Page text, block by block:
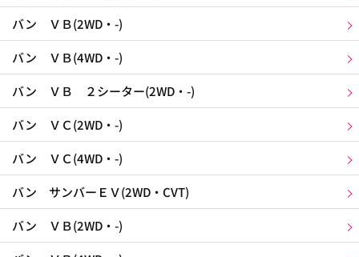
バン ＶＢ(2WD・-)
バン ＶＢ(4WD・-)
バン ＶＢ ２シーター(2WD・-)
バン ＶＣ(2WD・-)
バン ＶＣ(4WD・-)
バン サンバーＥＶ(2WD・CVT)
バン ＶＢ(2WD・-)